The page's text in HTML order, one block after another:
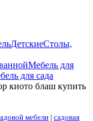
ДетскиеСтолы,
Мебель для
для сада
киото блаш купить
мебели | садовая